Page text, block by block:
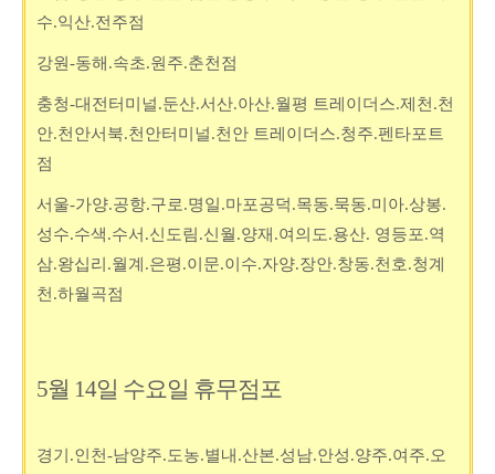
수.익산.전주점
강원-동해.속초.원주.춘천점
충청-대전터미널.둔산.서산.아산.월평 트레이더스.제천.천
안.천안서북.천안터미널.천안 트레이더스.청주.펜타포트
점
서울-가양.공항.구로.명일.마포공덕.목동.묵동.미아.상봉.
성수.수색.수서.신도림.신월.양재.여의도.용산. 영등포.역
삼.왕십리.월계.은평.이문.이수.자양.장안.창동.천호.청계
천.하월곡점
5월 14일 수요일 휴무점포
경기.인천-남양주.도농.별내.산본.성남.안성.양주.여주.오